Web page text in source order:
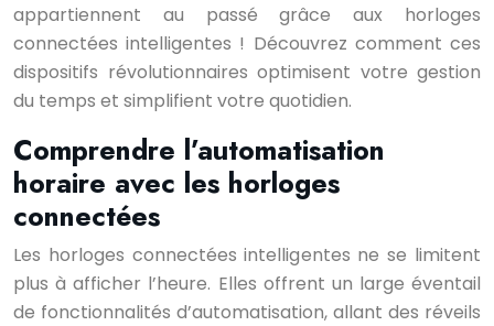
appartiennent au passé grâce aux horloges
connectées intelligentes ! Découvrez comment ces
dispositifs révolutionnaires optimisent votre gestion
du temps et simplifient votre quotidien.
Comprendre l’automatisation
horaire avec les horloges
connectées
Les horloges connectées intelligentes ne se limitent
plus à afficher l’heure. Elles offrent un large éventail
de fonctionnalités d’automatisation, allant des réveils